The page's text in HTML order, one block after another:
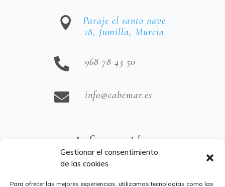
Gestionar el consentimiento
de las cookies
Para ofrecer las mejores experiencias, utilizamos tecnologías como las

Paraje el santo nave
18, Jumilla, Murcia
 968 78 43 50
 info@cabemar.es
Información